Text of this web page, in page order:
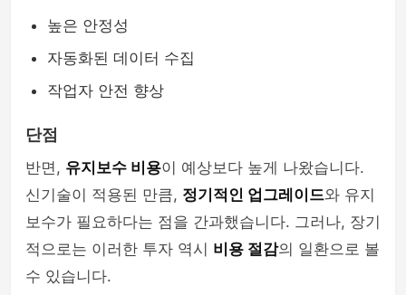
높은 안정성
자동화된 데이터 수집
작업자 안전 향상
단점
반면, 유지보수 비용이 예상보다 높게 나왔습니다.
신기술이 적용된 만큼, 정기적인 업그레이드와 유지
보수가 필요하다는 점을 간과했습니다. 그러나, 장기
적으로는 이러한 투자 역시 비용 절감의 일환으로 볼
수 있습니다.